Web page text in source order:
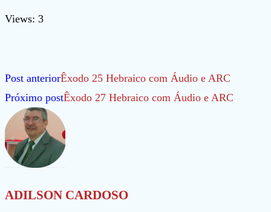
Views: 3
Leia
mais
artigos
Post anteriorÊxodo 25 Hebraico com Áudio e ARC
Próximo postÊxodo 27 Hebraico com Áudio e ARC
ADILSON CARDOSO